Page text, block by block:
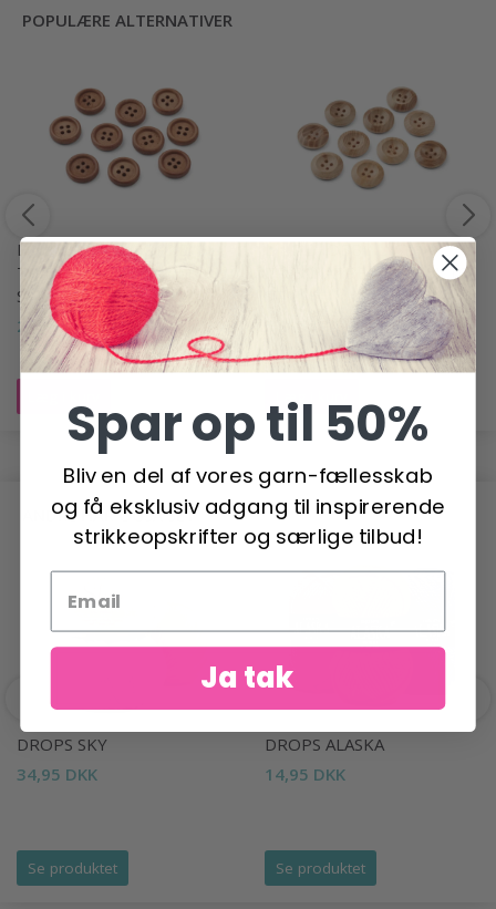
POPULÆRE ALTERNATIVER
LINDEHOBBY MØRKE
TRÆKNAPPER, 15 MM, 10
STK
27,95 DKK
LINDEHOBBY LYSE
TRÆKNAPPER, 20 MM, 10
ANDRE HAR OGSÅ SET
DROPS SKY
34,95 DKK
Se produktet
DROPS ALASKA
14,95 DKK
Se produktet
Spar op til 50%
Bliv en del af vores garn-fællesskab
og få eksklusiv adgang til inspirerende
strikkeopskrifter og særlige tilbud!
Ja tak